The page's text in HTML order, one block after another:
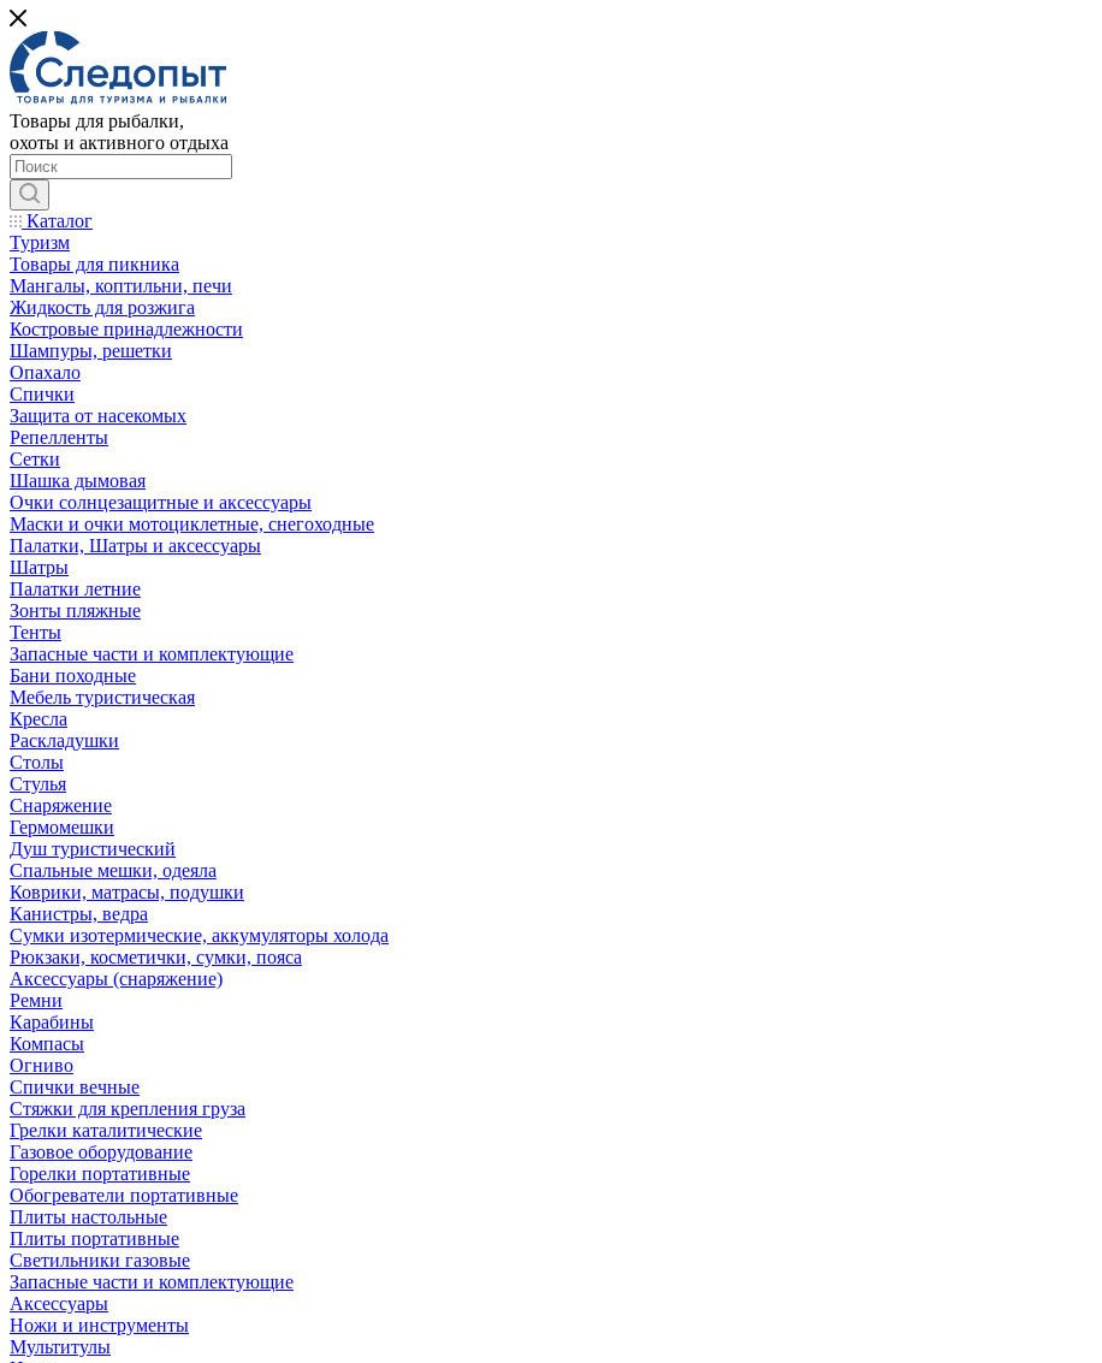
Товары для рыбалки,
охоты и активного отдыха
Каталог
Туризм
Товары для пикника
Мангалы, коптильни, печи
Жидкость для розжига
Костровые принадлежности
Шампуры, решетки
Опахало
Спички
Защита от насекомых
Репелленты
Сетки
Шашка дымовая
Очки солнцезащитные и аксессуары
Маски и очки мотоциклетные, снегоходные
Палатки, Шатры и аксессуары
Шатры
Палатки летние
Зонты пляжные
Тенты
Запасные части и комплектующие
Бани походные
Мебель туристическая
Кресла
Раскладушки
Столы
Стулья
Снаряжение
Гермомешки
Душ туристический
Спальные мешки, одеяла
Коврики, матрасы, подушки
Канистры, ведра
Сумки изотермические, аккумуляторы холода
Рюкзаки, косметички, сумки, пояса
Аксессуары (снаряжение)
Ремни
Карабины
Компасы
Огниво
Спички вечные
Стяжки для крепления груза
Грелки каталитические
Газовое оборудование
Горелки портативные
Обогреватели портативные
Плиты настольные
Плиты портативные
Светильники газовые
Запасные части и комплектующие
Аксессуары
Ножи и инструменты
Мультитулы